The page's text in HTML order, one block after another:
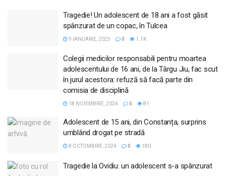
Tragedie! Un adolescent de 18 ani a fost găsit
spânzurat de un copac, în Tulcea
9 IANUARIE, 2025 0 1.1K
Colegii medicilor responsabili pentru moartea
adolescentului de 16 ani, de la Târgu Jiu, fac scut
în jurul acestora: refuză să facă parte din
comisia de disciplină
18 NOIEMBRIE, 2024 0 81
Adolescent de 15 ani, din Constanța, surprins
umblând drogat pe stradă
8 OCTOMBRIE, 2024 0 180
Tragedie la Ovidiu: un adolescent s-a spânzurat